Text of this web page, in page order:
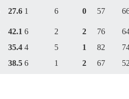
27.6 1 6 0 57
42.1 6 2 2 76
35.4 4 5 1 82
38.5 6 1 2 67